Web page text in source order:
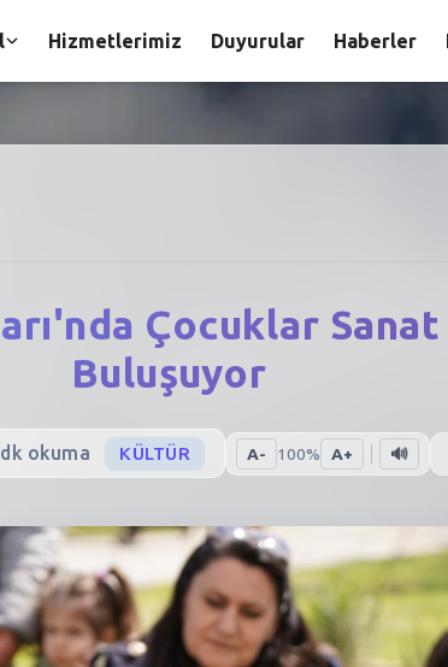
Çocuklar
Buluşuyor
dk okuma KÜLTÜR A- 100% A+ 🔊
Hizmetlerimiz Duyurular Haberler